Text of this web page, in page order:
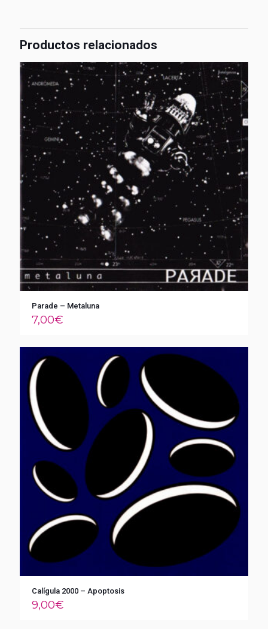
Productos relacionados
Parade – Metaluna
7,00€
Calígula 2000 – Apoptosis
9,00€